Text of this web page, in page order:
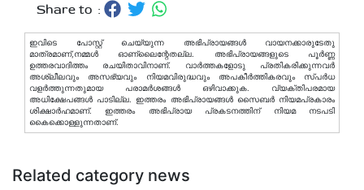
Share to :
ഇവിടെ പോസ്റ്റ് ചെയ്യുന്ന അഭിപ്രായങ്ങള്‍ വായനക്കാരുടേതു
മാത്രമാണ്,നമ്മൾ ഓണ്ലൈന്റേതല്ല. അഭിപ്രായങ്ങളുടെ പൂർണ്ണ
ഉത്തരവാദിത്തം രചയിതാവിനാണ്. വാര്‍ത്തകളോടു പ്രതികരിക്കുന്നവര്‍
അശ്ലീലവും അസഭ്യവും നിയമവിരുദ്ധവും അപകീര്‍ത്തികരവും സ്പര്‍ധ
വളര്‍ത്തുന്നതുമായ പരാമര്‍ശങ്ങള്‍ ഒഴിവാക്കുക. വ്യക്തിപരമായ
അധിക്ഷേപങ്ങള്‍ പാടില്ല. ഇത്തരം അഭിപ്രായങ്ങള്‍ സൈബര്‍ നിയമപ്രകാരം
ശിക്ഷാര്‍ഹമാണ്. ഇത്തരം അഭിപ്രായ പ്രകടനത്തിന് നിയമ നടപടി
കൈക്കൊള്ളുന്നതാണ്.
Related category news